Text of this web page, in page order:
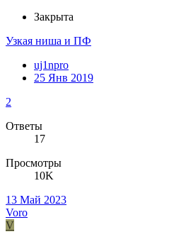
Закрыта
Узкая ниша и ПФ
uj1npro
25 Янв 2019
2
Ответы
17
Просмотры
10K
13 Май 2023
Voro
V